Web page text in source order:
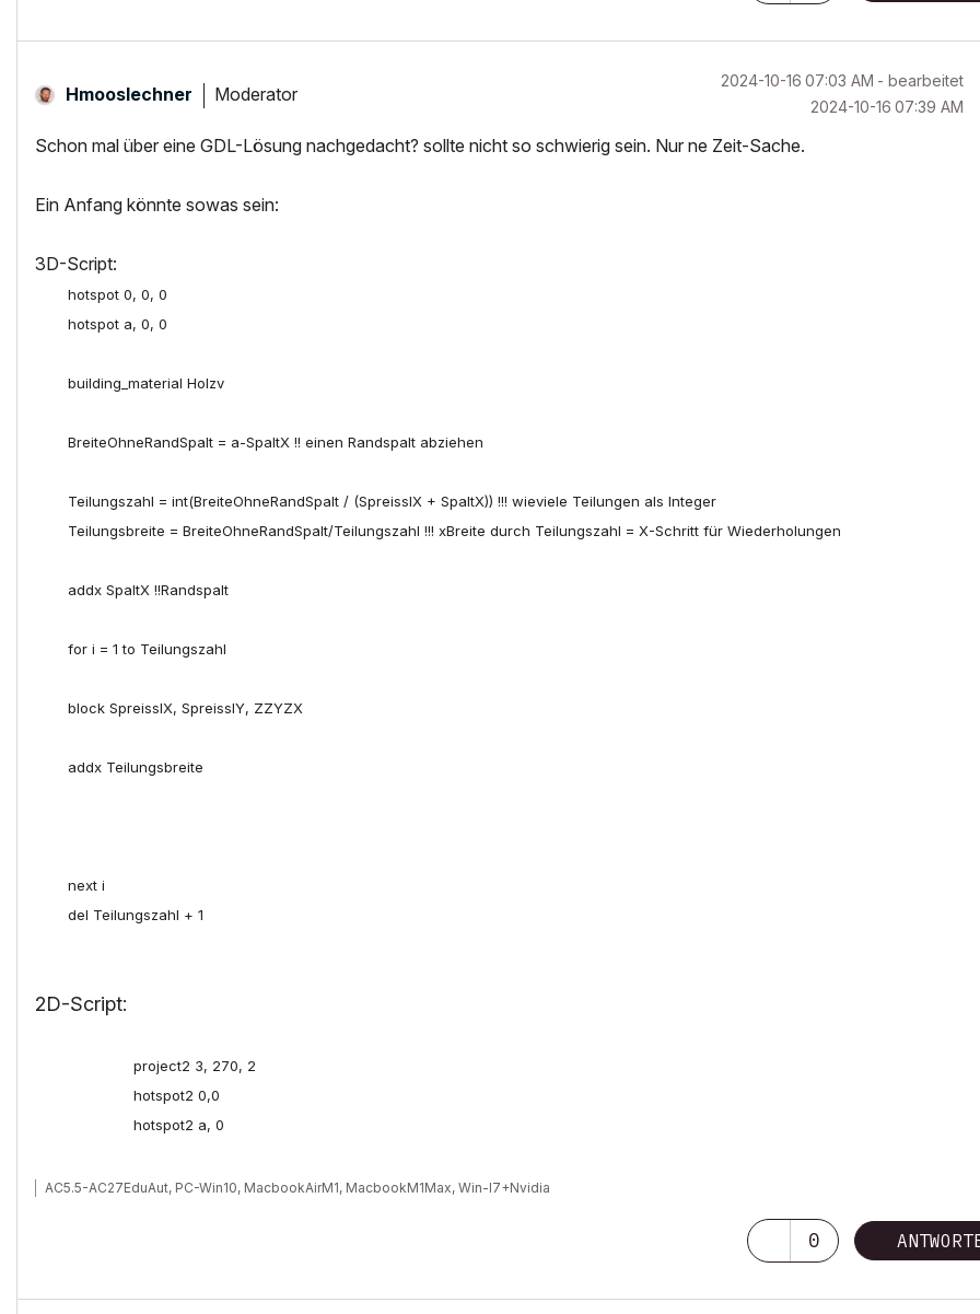
Hmooslechner Moderator
‎2024-10-16 07:03 AM - bearbeitet
‎2024-10-16 07:39 AM
Schon mal über eine GDL-Lösung nachgedacht? sollte nicht so schwierig sein. Nur ne Zeit-Sache.
Ein Anfang könnte sowas sein:
3D-Script:
hotspot 0, 0, 0
hotspot a, 0, 0
building_material Holzv
BreiteOhneRandSpalt = a-SpaltX !! einen Randspalt abziehen
Teilungszahl = int(BreiteOhneRandSpalt / (SpreisslX + SpaltX)) !!! wieviele Teilungen als Integer
Teilungsbreite = BreiteOhneRandSpalt/Teilungszahl !!! xBreite durch Teilungszahl = X-Schritt für Wiederholungen
addx SpaltX !!Randspalt
for i = 1 to Teilungszahl
block SpreisslX, SpreisslY, ZZYZX
addx Teilungsbreite
next i
del Teilungszahl + 1
2D-Script:
project2 3, 270, 2
hotspot2 0,0
hotspot2 a, 0
AC5.5-AC27EduAut, PC-Win10, MacbookAirM1, MacbookM1Max, Win-I7+Nvidia
0